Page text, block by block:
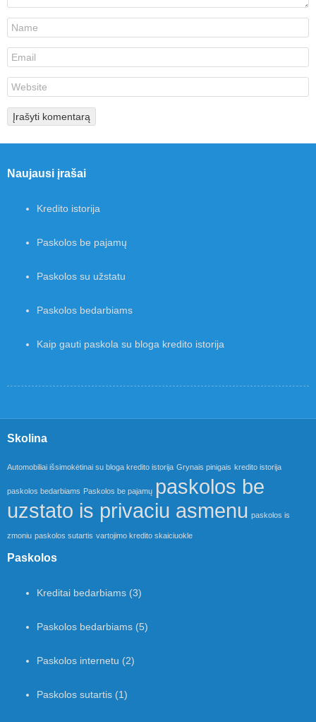
Naujausi įrašai
Kredito istorija
Paskolos be pajamų
Paskolos su užstatu
Paskolos bedarbiams
Kaip gauti paskola su bloga kredito istorija
Skolina
Automobiliai išsimokėtinai su bloga kredito istorija Grynais pinigais kredito istorija
paskolos bedarbiams Paskolos be pajamų paskolos be
uzstato is privaciu asmenu paskolos is
zmoniu paskolos sutartis vartojimo kredito skaiciuokle
Paskolos
Kreditai bedarbiams (3)
Paskolos bedarbiams (5)
Paskolos internetu (2)
Paskolos sutartis (1)